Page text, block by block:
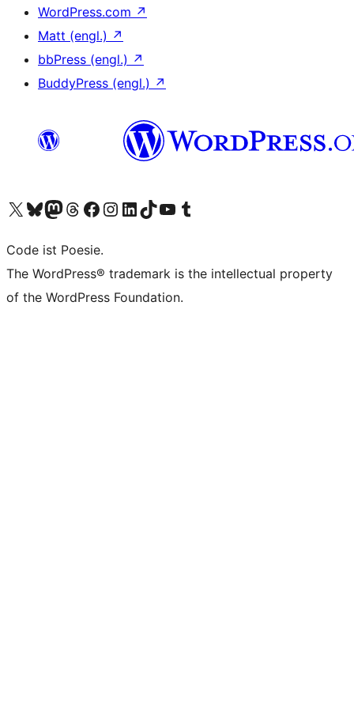
WordPress.com ↗
Matt (engl.) ↗
bbPress (engl.) ↗
BuddyPress (engl.) ↗
Unser X-Konto (früher Twitter) besuchen
Unser Bluesky-Konto besuchen
Unser Mastodon-Konto besuchen
Unser Threads-Konto besuchen
Unsere Facebook-Seite besuchen
Unser Instagram-Konto besuchen
Unser LinkedIn-Konto besuchen
Unser TikTok-Konto besuchen
Unseren YouTube-Kanal besuchen
Unser Tumblr-Konto besuchen
Code ist Poesie.
The WordPress® trademark is the intellectual property
of the WordPress Foundation.